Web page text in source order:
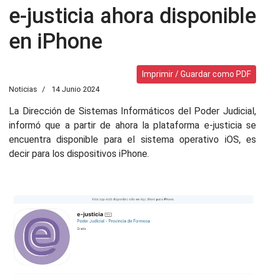
e-justicia ahora disponible
en iPhone
Imprimir / Guardar como PDF
Noticias 14 Junio 2024
La Dirección de Sistemas Informáticos del Poder Judicial,
informó que a partir de ahora la plataforma e-justicia se
encuentra disponible para el sistema operativo iOS, es
decir para los dispositivos iPhone.